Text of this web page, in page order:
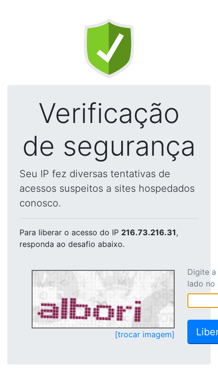
Verificação
de segurança
Seu IP fez diversas tentativas de
acessos suspeitos a sites hospedados
conosco.
Para liberar o acesso do IP 216.73.216.31,
responda ao desafio abaixo.
[trocar imagem]
Digite
lado no